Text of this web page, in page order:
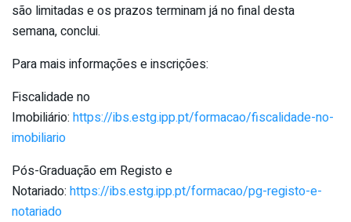
são limitadas e os prazos terminam já no final desta
semana, conclui.
Para mais informações e inscrições:
Fiscalidade no
Imobiliário: https://ibs.estg.ipp.pt/formacao/fiscalidade-no-
imobiliario
Pós-Graduação em Registo e
Notariado: https://ibs.estg.ipp.pt/formacao/pg-registo-e-
notariado